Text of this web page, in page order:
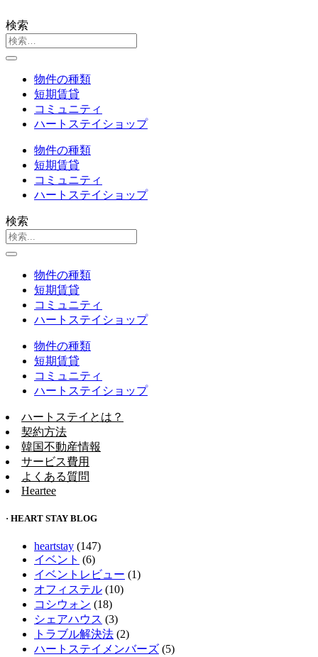
検索
物件の種類
短期賃貸
コミュニティ
ハートステイショップ
物件の種類
短期賃貸
コミュニティ
ハートステイショップ
検索
物件の種類
短期賃貸
コミュニティ
ハートステイショップ
物件の種類
短期賃貸
コミュニティ
ハートステイショップ
ハートステイとは？
契約方法
韓国不動産情報
サービス費用
よくある質問
Heartee
· HEART STAY BLOG
heartstay (147)
イベント (6)
イベントレビュー (1)
オフィステル (10)
コシウォン (18)
シェアハウス (3)
トラブル解決法 (2)
ハートステイメンバーズ (5)